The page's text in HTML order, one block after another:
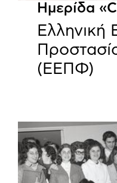
Ημερίδα
Ελληνική
(ΕΕΠΦ)